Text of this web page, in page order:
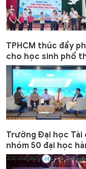
TPHCM thúc đẩy
cho học sinh phổ
Trường Đại học
nhóm 50 đại học